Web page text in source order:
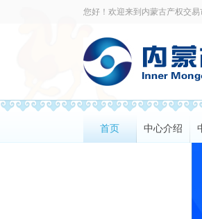
您好！欢迎来到内蒙古产权交
首页 中心介绍